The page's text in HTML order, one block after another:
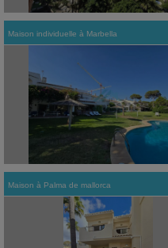
Maison individuelle à Marbella
Maison à Palma de mallorca